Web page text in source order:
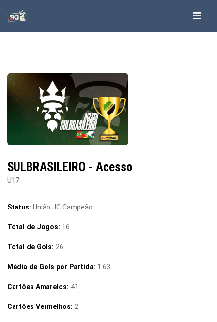
SULBRASILEIRO - Acesso
U17
Status: União JC Campeão
Total de Jogos: 16
Total de Gols: 26
Média de Gols por Partida: 1.63
Cartões Amarelos: 41
Cartões Vermelhos: 2